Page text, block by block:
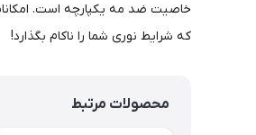
که شرایط نوری شما را ناکام بگذارد!
محصولات مرتبط